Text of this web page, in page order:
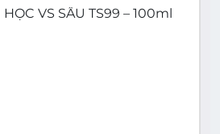
VS SÂU TS99 – 100ml